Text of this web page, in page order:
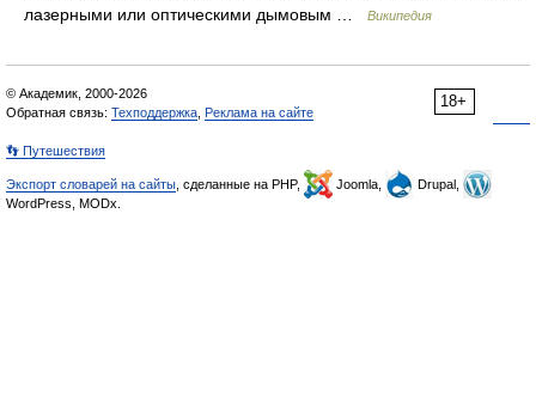
лазерными или оптическими дымовым …
Википедия
18+
© Академик, 2000-2026
Обратная связь: Техподдержка Реклама на сайте
👣 Путешествия
Экспорт словарей на сайты , сделанные на PHP, Joomla,
Drupal,
WordPress, MODx.